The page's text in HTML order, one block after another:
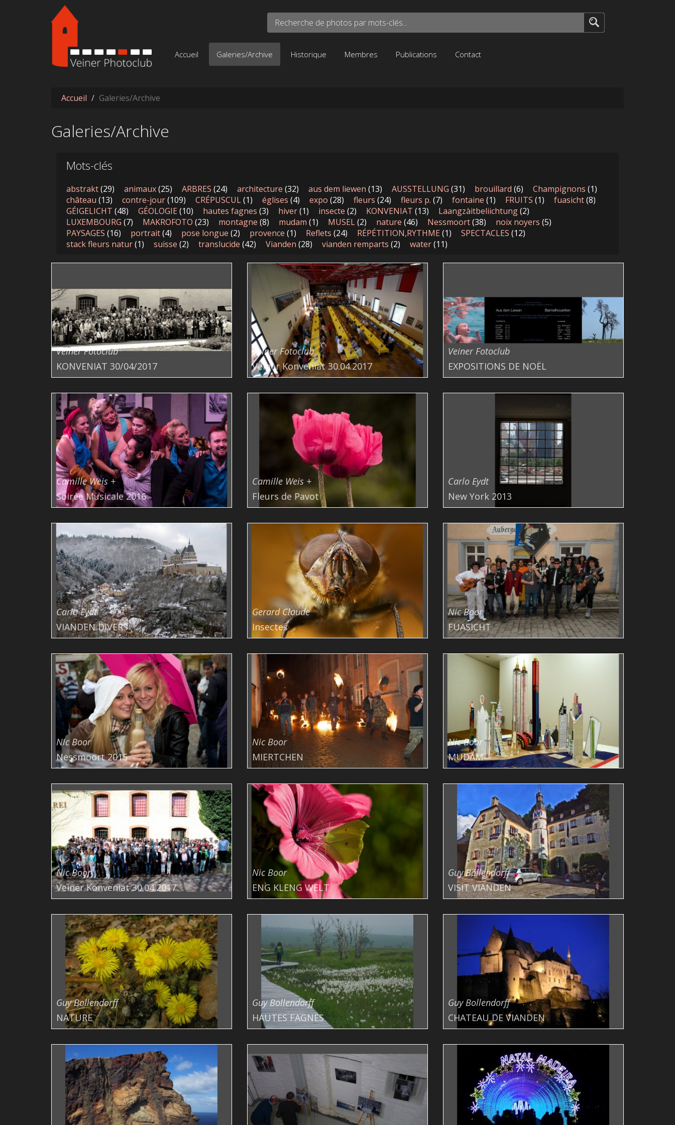
Aller au contenu principal
Recherche de photos par mots-clés...
Accueil Galeries/Archive Historique Membres Publications Contact
Accueil Galeries/Archive
Galeries/Archive
Mots-clés
abstrakt(29) animaux(25) ARBRES (24) architecture (32) aus dem liewen (13) AUSSTELLUNG (31) brouillard (6) Champignons (1)
château (13) contre-jour(109) CRÉPUSCUL(1) églises (4) expo (28) fleurs (24) fleurs p. (7) fontaine (1) FRUITS (1) fuasicht(8)
GÉIGELICHT (48) GÉOLOGIE(10) hautes fagnes (3) hiver(1) insecte (2) KONVENIAT (13) Laangzàitbeliichtung(2)
LUXEMBOURG (7) MAKROFOTO (23) montagne (8) mudam (1) MUSEL(2) nature (46) Nessmoort(38) noix noyers (5)
PAYSAGES (16) portrait(4) pose longue (2) provence (1) Reflets (24) RÉPÉTITION,RYTHME(1) SPECTACLES (12)
stack fleurs natur(1) suisse (2) translucide (42) Vianden (28) vianden remparts (2) water(11)
Veiner Fotoclub
KONVENIAT 30/04/2017
Veiner Fotoclub
Veiner Konveniat 30.04.2017
Veiner Fotoclub
EXPOSITIONS DE NOËL
Camille Weis +
Soirée Musicale 2016
Camille Weis +
Fleurs de Pavot
Carlo Eydt
New York 2013
Carlo Eydt
VIANDEN DIVERS
Gerard Claude
Insectes
Nic Boor
FUASICHT
Nic Boor
Nessmoort 2015
Nic Boor
MIERTCHEN
Nic Boor
MUDAM
Nic Boor
Veiner Konveniat 30.04.2017
Nic Boor
ENG KLENG WELT
Guy Bollendorff
VISIT VIANDEN
Guy Bollendorff
NATURE
Guy Bollendorff
HAUTES FAGNES
Guy Bollendorff
CHATEAU DE VIANDEN